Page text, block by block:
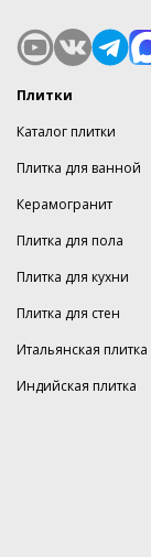
Плитки
Каталог плитки
Плитка для ванной
Керамогранит
Плитка для пола
Плитка для кухни
Плитка для стен
Итальянская плитка
Индийская плитка